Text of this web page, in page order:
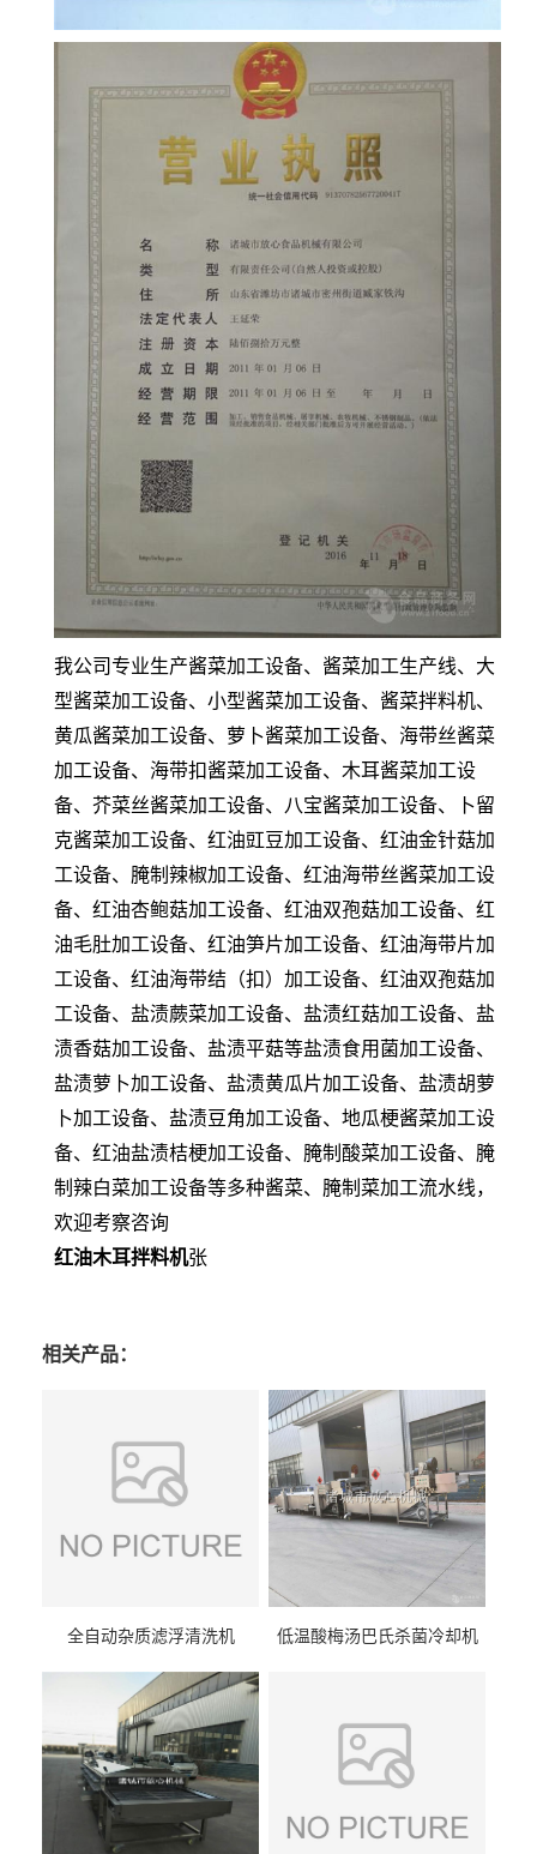
我公司专业生产酱菜加工设备、酱菜加工生产线、大
型酱菜加工设备、小型酱菜加工设备、酱菜拌料机、
黄瓜酱菜加工设备、萝卜酱菜加工设备、海带丝酱菜
加工设备、海带扣酱菜加工设备、木耳酱菜加工设
备、芥菜丝酱菜加工设备、八宝酱菜加工设备、卜留
克酱菜加工设备、红油豇豆加工设备、红油金针菇加
工设备、腌制辣椒加工设备、红油海带丝酱菜加工设
备、红油杏鲍菇加工设备、红油双孢菇加工设备、红
油毛肚加工设备、红油笋片加工设备、红油海带片加
工设备、红油海带结（扣）加工设备、红油双孢菇加
工设备、盐渍蕨菜加工设备、盐渍红菇加工设备、盐
渍香菇加工设备、盐渍平菇等盐渍食用菌加工设备、
盐渍萝卜加工设备、盐渍黄瓜片加工设备、盐渍胡萝
卜加工设备、盐渍豆角加工设备、地瓜梗酱菜加工设
备、红油盐渍桔梗加工设备、腌制酸菜加工设备、腌
制辣白菜加工设备等多种酱菜、腌制菜加工流水线，
欢迎考察咨询
红油木耳拌料机张
相关产品：
全自动杂质滤浮清洗机 低温酸梅汤巴氏杀菌冷却机